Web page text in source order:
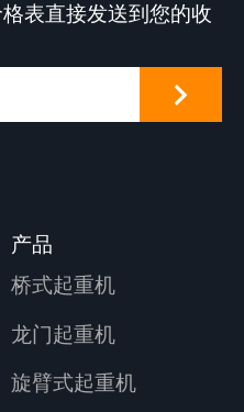
表直接发送到您的收
产品
桥式起重机
龙门起重机
旋臂式起重机